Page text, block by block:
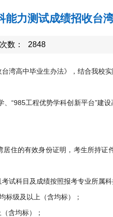
力测试成绩招收台
数： 2848
湾高中毕业生办法》，结合我校实
“985工程优势学科创新平台”建设
住的有效身份证明，考生所持证
试科目及成绩按照报考专业所属科
标级及以上（含均标）；
含均标）；